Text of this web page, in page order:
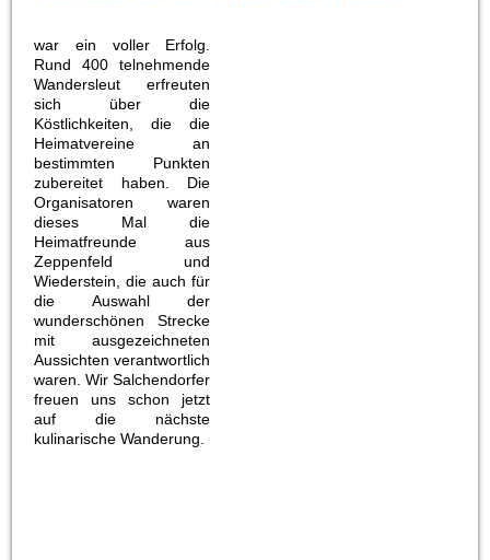
war ein voller Erfolg.
Rund 400 telnehmende
Wandersleut erfreuten
sich über die
Köstlichkeiten, die die
Heimatvereine an
bestimmten Punkten
zubereitet haben. Die
Organisatoren waren
dieses Mal die
Heimatfreunde aus
Zeppenfeld und
Wiederstein, die auch für
die Auswahl der
wunderschönen Strecke
mit ausgezeichneten
Aussichten verantwortlich
waren. Wir Salchendorfer
freuen uns schon jetzt
auf die nächste
kulinarische Wanderung.